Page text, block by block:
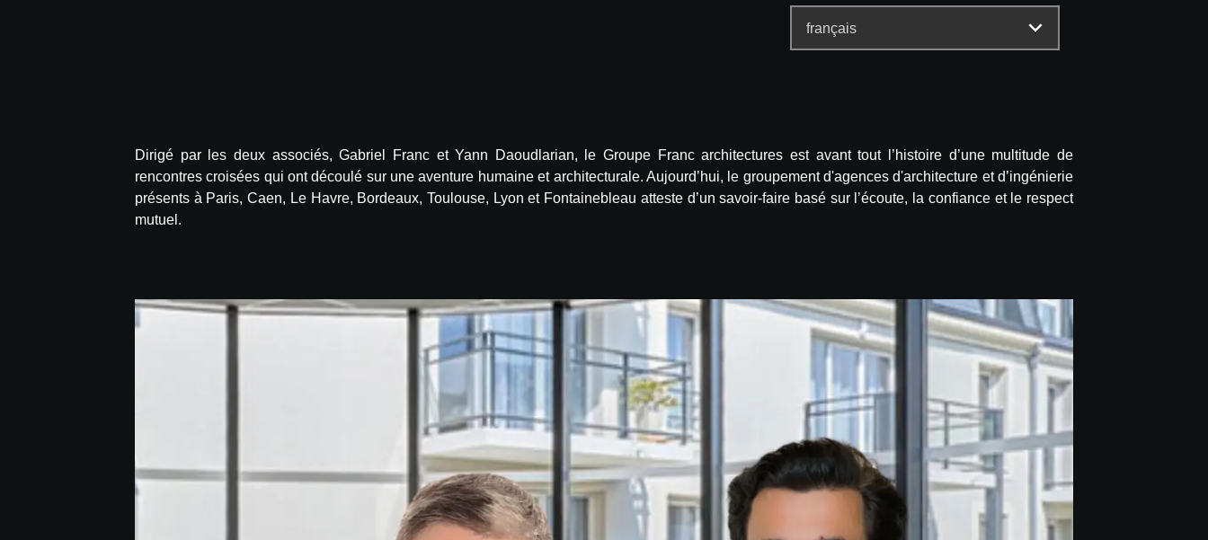
Dirigé par les deux associés, Gabriel Franc et Yann Daoudlarian, le Groupe Franc architectures est avant tout l’histoire d’une multitude de
rencontres croisées qui ont découlé sur une aventure humaine et architecturale. Aujourd’hui, le groupement d'agences d'architecture et d’ingénierie
présents à Paris, Caen, Le Havre, Bordeaux, Toulouse, Lyon et Fontainebleau atteste d’un savoir-faire basé sur l’écoute, la confiance et le respect
mutuel.